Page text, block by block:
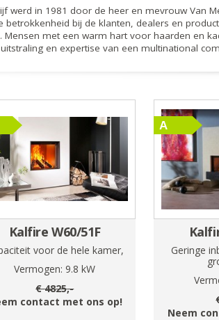
werd in 1981 door de heer en mevrouw
bij de klanten, dealers en
met een warm hart voor haarden en
en expertise van een multinational
Kalfire W60/51F
voor de hele kamer,
Vermogen: 9.8 kW
€4825,-
contact met ons op!
Geringe
Neem